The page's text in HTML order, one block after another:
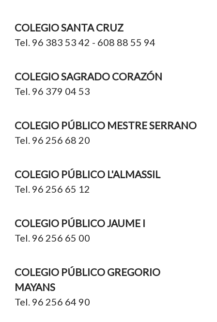
COLEGIO SANTA CRUZ
Tel. 96 383 53 42 - 608 88 55 94
COLEGIO SAGRADO CORAZÓN
Tel. 96 379 04 53
COLEGIO PÚBLICO MESTRE SERRANO
Tel. 96 256 68 20
COLEGIO PÚBLICO L'ALMASSIL
Tel. 96 256 65 12
COLEGIO PÚBLICO JAUME I
Tel. 96 256 65 00
COLEGIO PÚBLICO GREGORIO
MAYANS
Tel. 96 256 64 90